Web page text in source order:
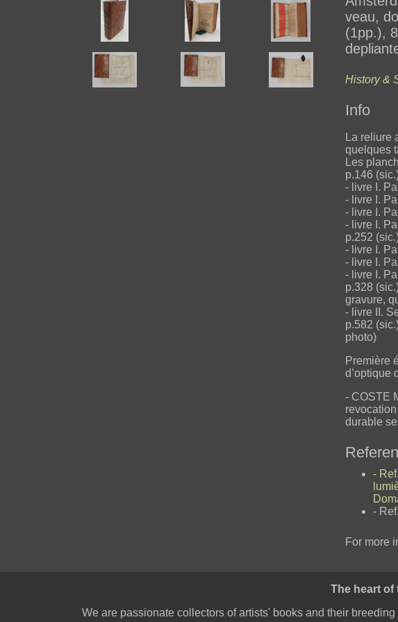
veau,
(1pp.),
History &
Info
La reliure
quelques
Les
p.146
- livre I.
- livre I.
- livre I.
- livre I.
p.252
- livre I.
- livre I.
- livre I.
p.328
gravure,
- livre II.
p.582
photo)
Première
d’optique
- COSTE
durable
-
-
For more
The heart of
We are passionate collectors of artists' books and their